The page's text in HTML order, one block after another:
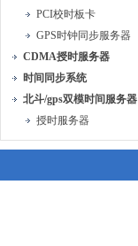
PCI校时板卡
GPS时钟同步服务器
CDMA授时服务器
时间同步系统
北斗/gps双模时间服务器
授时服务器